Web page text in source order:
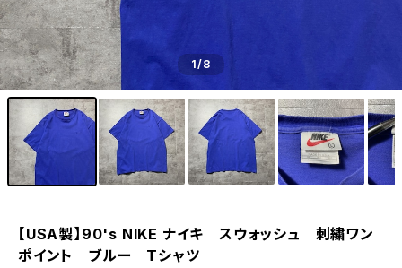
1/8
【USA製】90's NIKE ナイキ スウォッシュ 刺繍ワン
ポイント ブルー Tシャツ